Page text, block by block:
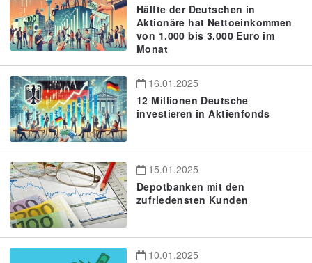
Hälfte der Deutschen in
Aktionäre hat Nettoeinkommen
von 1.000 bis 3.000 Euro im
Monat
16.01.2025
12 Millionen Deutsche
investieren in Aktienfonds
15.01.2025
Depotbanken mit den
zufriedensten Kunden
10.01.2025